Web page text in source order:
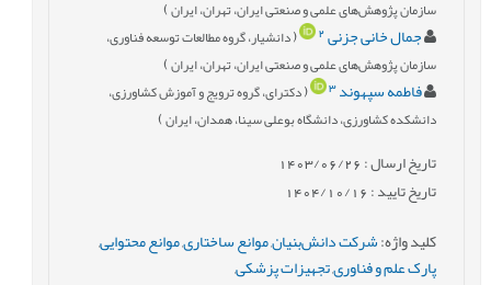
سازمان پژوهش‌های علمی و صنعتی ایران، تهران، ایران)
جمال خانی جزنی 2
(دانشیار، گروه مطالعات توسعه فناوری،
سازمان پژوهش‌های علمی و صنعتی ایران، تهران، ایران)
فاطمه سپهوند 3
(دکترای، گروه ترویج و آموزش کشاورزی،
دانشکده کشاورزی، دانشگاه بوعلی سینا، همدان، ایران)
تاریخ ارسال : 1403/06/26
تاریخ تایید : 1404/10/16
کلید واژه:شرکت دانش‌بنیان,موانع ساختاری,موانع محتوایی,
پارک علم و فناوری,تجهیزات پزشکی,